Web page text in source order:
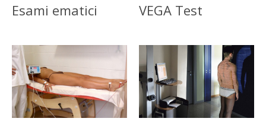
Esami ematici VEGA Test